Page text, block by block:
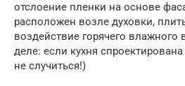
отслоение пленки на основе
расположен возле духовки,
воздействие горячего влажного
деле: если кухня
не случиться!)